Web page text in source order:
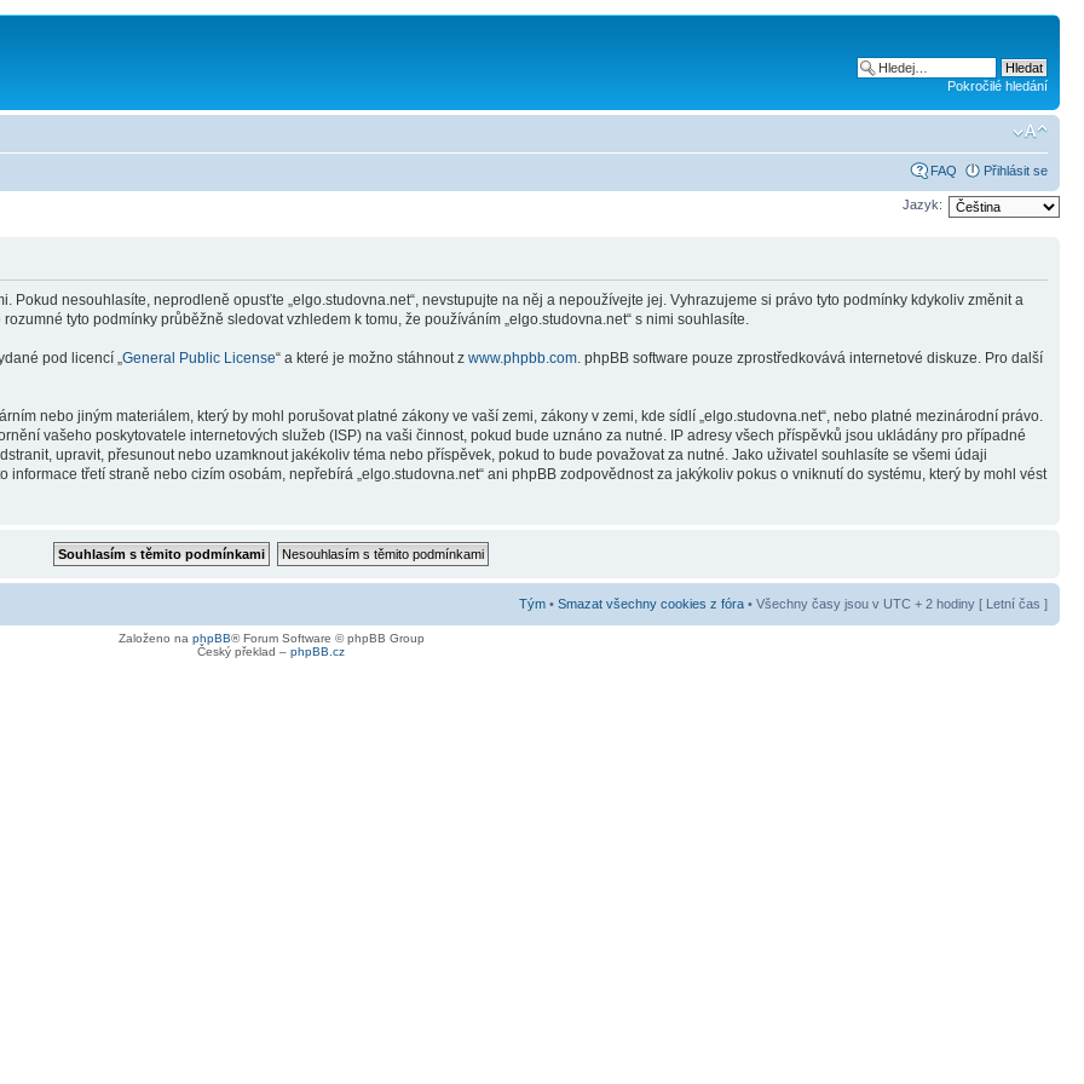
Pokročilé hledání
FAQ Přihlásit se
Jazyk:
Pokud nesouhlasíte, neprodleně opusťte „elgo.studovna.net“, nevstupujte na něj a nepoužívejte jej. Vyhrazujeme si právo tyto podmínky kdykoliv změnit a
tyto podmínky průběžně sledovat vzhledem k tomu, že používáním „elgo.studovna.net“ s nimi souhlasíte.
pod licencí „General Public License“ a které je možno stáhnout z www.phpbb.com. phpBB software pouze zprostředkovává internetové diskuze. Pro další
nebo jiným materiálem, který by mohl porušovat platné zákony ve vaší zemi, zákony v zemi, kde sídlí „elgo.studovna.net“, nebo platné mezinárodní právo.
vašeho poskytovatele internetových služeb (ISP) na vaši činnost, pokud bude uznáno za nutné. IP adresy všech příspěvků jsou ukládány pro případné
upravit, přesunout nebo uzamknout jakékoliv téma nebo příspěvek, pokud to bude považovat za nutné. Jako uživatel souhlasíte se všemi údaji
třetí straně nebo cizím osobám, nepřebírá „elgo.studovna.net“ ani phpBB zodpovědnost za jakýkoliv pokus o vniknutí do systému, který by mohl vést
Tým • Smazat všechny cookies z fóra • Všechny časy jsou v UTC + 2 hodiny [ Letní čas ]
Založeno na phpBB® Forum Software © phpBB Group
Český překlad – phpBB.cz